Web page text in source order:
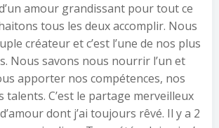
amour grandissant pour tout ce
tous les deux accomplir. Nous
créateur et c’est l’une de nos plus
Nous savons nous nourrir l’un et
apporter nos compétences, nos
talents. C’est le partage merveilleux
dont j’ai toujours rêvé. Il y a 2